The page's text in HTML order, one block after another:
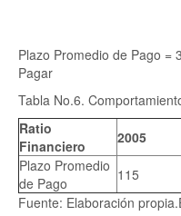
Plazo Promedio de Pago =
Pagar
Tabla No.6.
Ratio
Financiero
2005
Plazo Promedio
de Pago
115
Fuente: Elaboración